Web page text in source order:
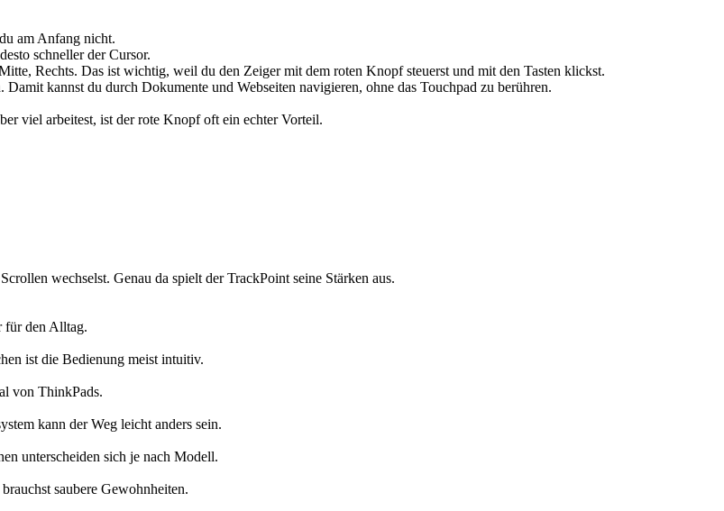
am Anfang nicht.
schneller der Cursor.
Rechts. Das ist wichtig, weil du den Zeiger mit dem roten Knopf steuerst und mit den Tasten klickst.
kannst du durch Dokumente und Webseiten navigieren, ohne das Touchpad zu berühren.
viel arbeitest, ist der rote Knopf oft ein echter Vorteil.
wechselst. Genau da spielt der TrackPoint seine Stärken aus.
für den Alltag.
ist die Bedienung meist intuitiv.
von ThinkPads.
kann der Weg leicht anders sein.
unterscheiden sich je nach Modell.
saubere Gewohnheiten.